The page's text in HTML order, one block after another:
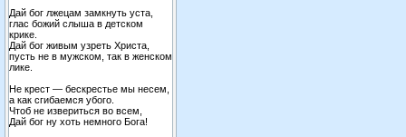
Дай бог лжецам замкнуть уста,
глас божий слыша в детском
крике.
Дай бог живым узреть Христа,
пусть не в мужском, так в женском
лике.
Не крест — бескрестье мы несем,
а как сгибаемся убого.
Чтоб не извериться во всем,
Дай бог ну хоть немного Бога!